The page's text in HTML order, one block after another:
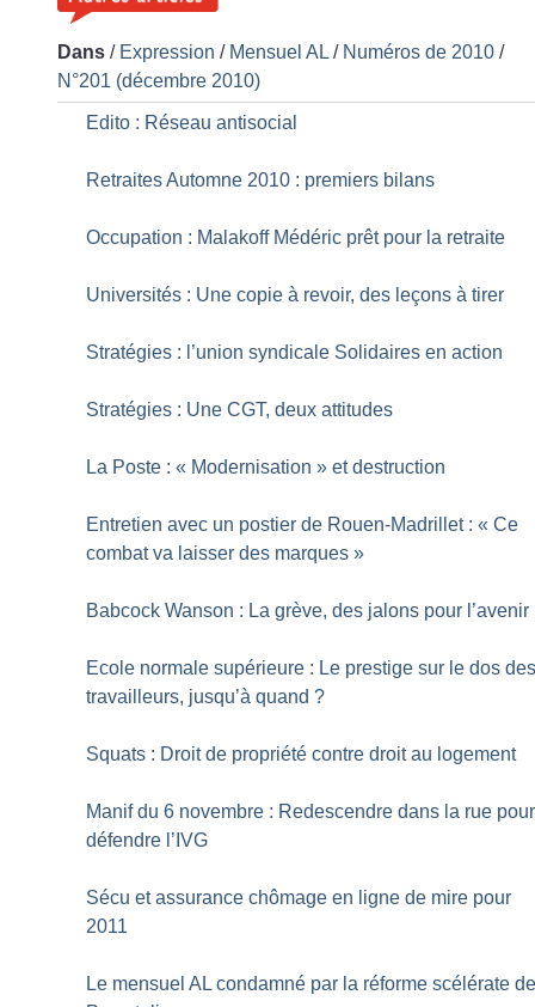
Dans / Expression / Mensuel AL / Numéros de 2010 /
N°201 (décembre 2010)
Edito : Réseau antisocial
Retraites Automne 2010 : premiers bilans
Occupation : Malakoff Médéric prêt pour la retraite
Universités : Une copie à revoir, des leçons à tirer
Stratégies : l’union syndicale Solidaires en action
Stratégies : Une CGT, deux attitudes
La Poste : « Modernisation » et destruction
Entretien avec un postier de Rouen-Madrillet : « Ce
combat va laisser des marques »
Babcock Wanson : La grève, des jalons pour l’avenir
Ecole normale supérieure : Le prestige sur le dos
travailleurs, jusqu’à quand ?
Squats : Droit de propriété contre droit au logement
Manif du 6 novembre : Redescendre dans la rue pour
défendre l’IVG
Sécu et assurance chômage en ligne de mire pour
2011
Le mensuel AL condamné par la réforme scélérate